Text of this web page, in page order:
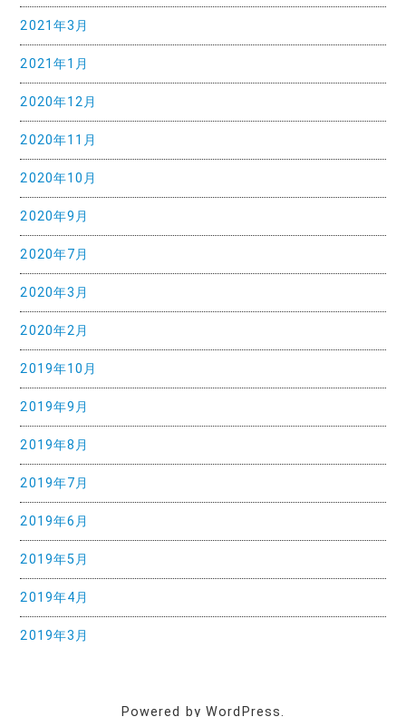
2021年3月
2021年1月
2020年12月
2020年11月
2020年10月
2020年9月
2020年7月
2020年3月
2020年2月
2019年10月
2019年9月
2019年8月
2019年7月
2019年6月
2019年5月
2019年4月
2019年3月
Powered by WordPress.